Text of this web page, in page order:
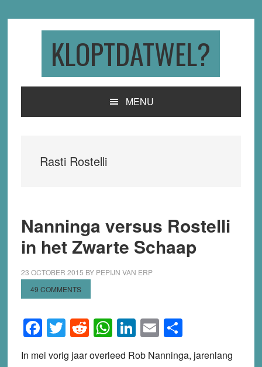
KLOPTDATWEL?
MENU
Rasti Rostelli
Nanninga versus Rostelli
in het Zwarte Schaap
23 OCTOBER 2015 BY PEPIJN VAN ERP
49 COMMENTS
Facebook
Twitter
Reddit
WhatsApp
LinkedIn
EmailShare
In mei vorig jaar overleed Rob Nanninga, jarenlang